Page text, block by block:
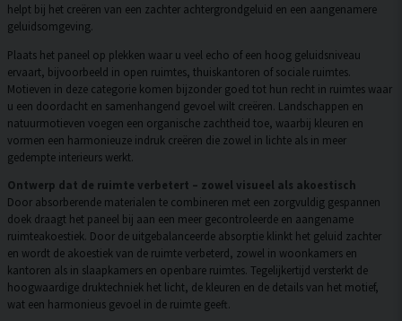
helpt bij het creëren van een zachter achtergrondgeluid en een aangenamere
geluidsomgeving.
Plaats het paneel op plekken waar u veel echo of een hoog geluidsniveau
ervaart, bijvoorbeeld in open ruimtes, thuiskantoren of sociale ruimtes.
Motieven in deze categorie komen bijzonder goed tot hun recht in ruimtes waar
u een doordacht en samenhangend gevoel wilt creëren. Landschappen en
natuurmotieven voegen een organische zachtheid toe, waarbij kleuren en
vormen een harmonieuze indruk creëren die zowel in lichte als in meer
gedempte interieurs werkt.
Ontwerp dat de ruimte verbetert – zowel visueel als akoestisch
Door absorberende materialen te combineren met een zorgvuldig gespannen
doek draagt het paneel bij aan een meer gecontroleerde en aangename
ruimteakoestiek. Door de uitgebalanceerde absorptie klinkt het geluid zachter
en wordt de akoestiek van de ruimte verbeterd, zowel in woonkamers en
kantoren als in slaapkamers en openbare ruimtes. Tegelijkertijd versterkt de
hoogwaardige druktechniek het licht, de kleuren en de details van het motief,
wat een harmonieus gevoel in de ruimte geeft.